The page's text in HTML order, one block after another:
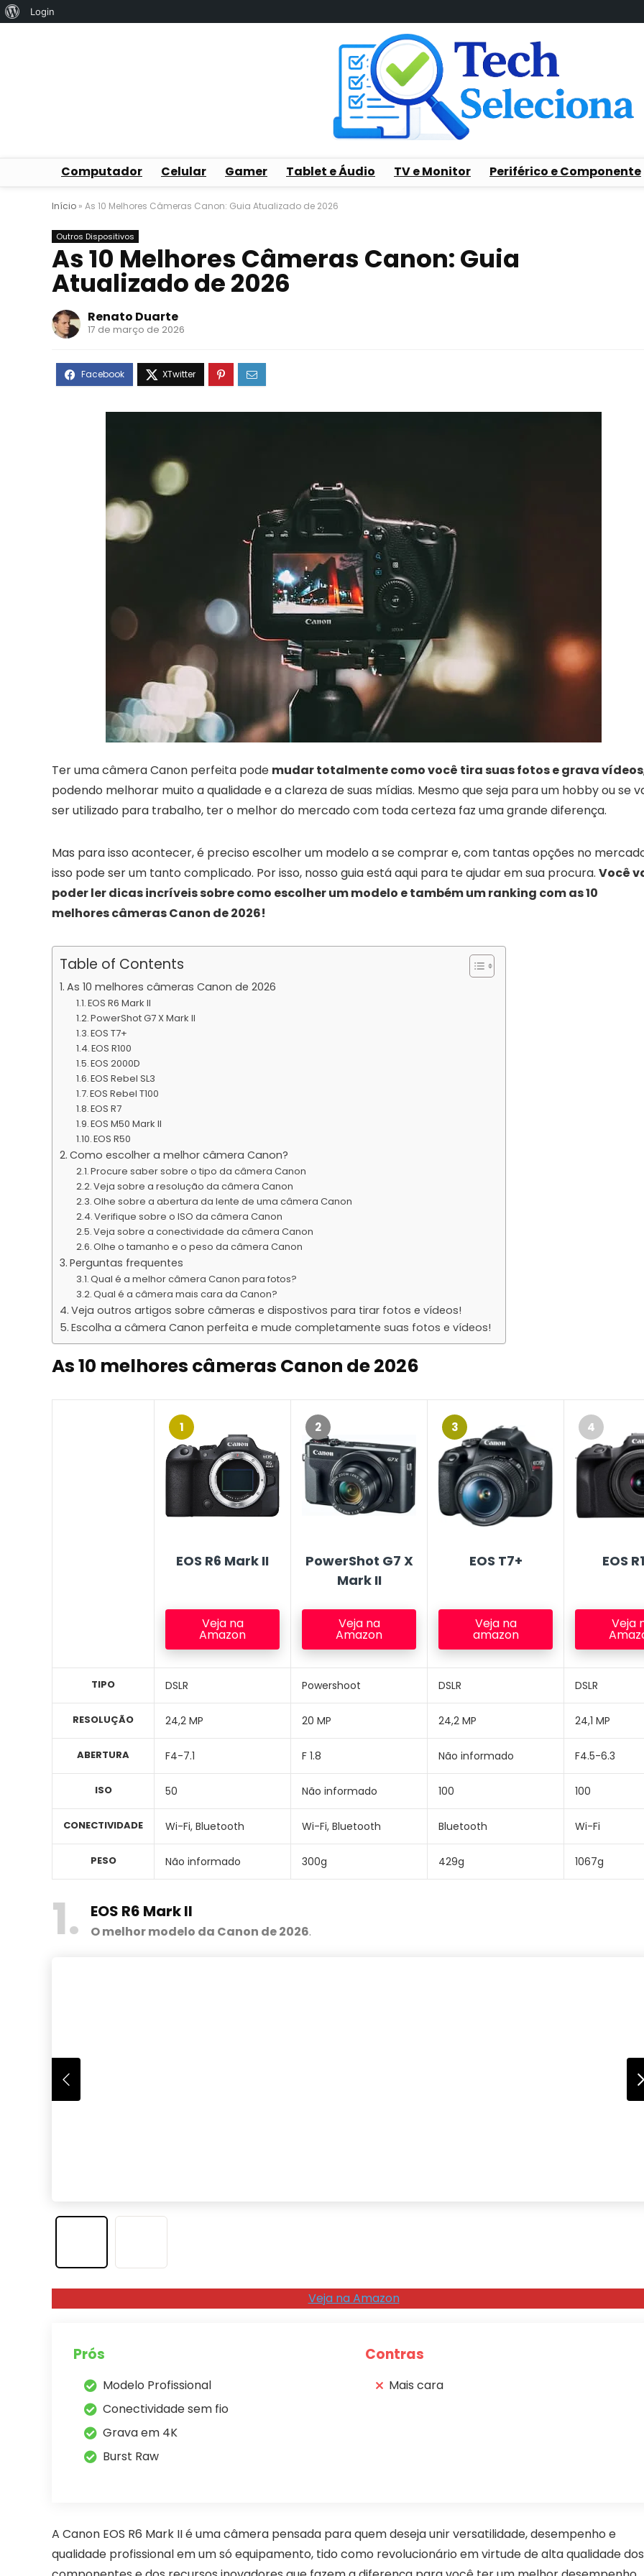
Sobre
Login
Computador Celular Gamer Tablet e Áudio TV e Monitor Periférico e Componente
Início » As 10 Melhores Câmeras Canon: Guia Atualizado de 2026
Outros Dispositivos
As 10 Melhores Câmeras Canon: Guia
Atualizado de 2026
Renato Duarte
17 de março de 2026
Ter uma câmera Canon perfeita pode mudar totalmente como você tira suas fotos e grava vídeos
podendo melhorar muito a qualidade e a clareza de suas mídias. Mesmo que seja para um hobby ou se
ser utilizado para trabalho, ter o melhor do mercado com toda certeza faz uma grande diferença.
Mas para isso acontecer, é preciso escolher um modelo a se comprar e, com tantas opções no
isso pode ser um tanto complicado. Por isso, nosso guia está aqui para te ajudar em sua procura. Você
poder ler dicas incríveis sobre como escolher um modelo e também um ranking com as 10
melhores câmeras Canon de 2026!
Table of Contents
As 10 melhores câmeras Canon de 2026
EOS R6 Mark II
PowerShot G7 X Mark II
EOS T7+
EOS R100
EOS 2000D
EOS Rebel SL3
EOS Rebel T100
EOS R7
EOS M50 Mark II
EOS R50
Como escolher a melhor câmera Canon?
Procure saber sobre o tipo da câmera Canon
Veja sobre a resolução da câmera Canon
Olhe sobre a abertura da lente de uma câmera Canon
Verifique sobre o ISO da câmera Canon
Veja sobre a conectividade da câmera Canon
Olhe o tamanho e o peso da câmera Canon
Perguntas frequentes
Qual é a melhor câmera Canon para fotos?
Qual é a câmera mais cara da Canon?
Veja outros artigos sobre câmeras e dispostivos para tirar fotos e vídeos!
Escolha a câmera Canon perfeita e mude completamente suas fotos e vídeos!
As 10 melhores câmeras Canon de 2026
TIPO
RESOLUÇÃO
ABERTURA
ISO
CONECTIVIDADE
PESO
1
EOS R6 Mark II
Veja na
Amazon
DSLR
24,2 MP
F4-7.1
50
Wi-Fi, Bluetooth
Não informado
2
PowerShot G7 X
Mark II
Veja na
Amazon
Powershoot
20 MP
F 1.8
Não informado
Wi-Fi, Bluetooth
300g
3
EOS T7+
Veja na
amazon
DSLR
24,2 MP
Não informado
100
Bluetooth
429g
4
EOS
Veja
DSLR
24,1 MP
F4.5-6.3
100
Wi-Fi
1067g
1 EOS R6 Mark II
O melhor modelo da Canon de 2026.
Veja na Amazon
Prós
Modelo Profissional
Conectividade sem fio
Grava em 4K
Burst Raw
Contras
Mais cara
A Canon EOS R6 Mark II é uma câmera pensada para quem deseja unir versatilidade, desempenho e
qualidade profissional em um só equipamento, tido como revolucionário em virtude de alta qualidade dos